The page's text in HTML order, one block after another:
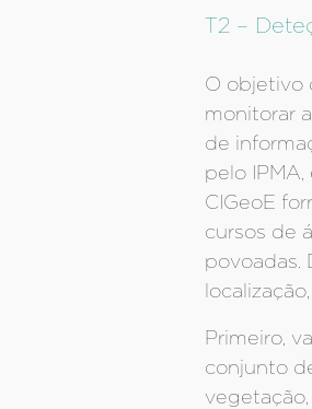
T2 –
O objetivo
monitorar
de
pelo
CIGeoE
cursos de
povoadas.
Primeiro,
conjunto